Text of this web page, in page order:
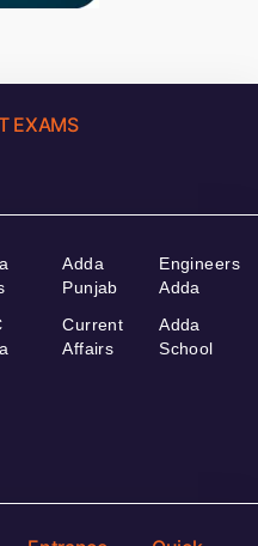
EXAMS
Adda
Punjab
Current
Affairs
Engineers
Adda
Adda
School